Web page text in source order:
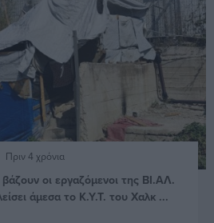
Πριν 4 χρόνια
οι εργαζόμενοι της ΒΙ.ΑΛ.
άμεσα το Κ.Υ.Τ. του Χαλκ ...